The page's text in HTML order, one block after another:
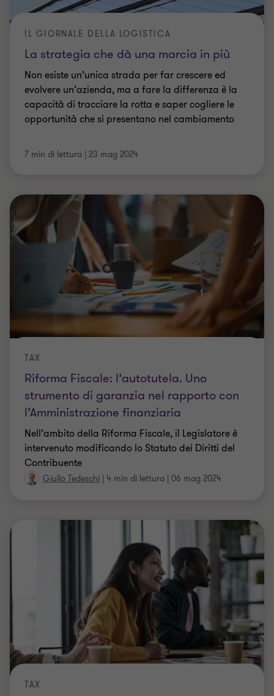
La strategia che dà una marcia in più
IL GIORNALE DELLA LOGISTICA
Non esiste un’unica strada per far crescere ed
evolvere un’azienda, ma a fare la differenza è la
capacità di tracciare la rotta e saper cogliere le
opportunità che si presentano nel cambiamento
7 min di lettura | 23 mag 2024
Riforma Fiscale: l’autotutela. Uno
strumento di garanzia nel rapporto con
l’Amministrazione finanziaria
TAX
Nell’ambito della Riforma Fiscale, il Legislatore è
intervenuto modificando lo Statuto dei Diritti del
Contribuente
Giulio Tedeschi | 4 min di lettura | 06 mag 2024
TAX